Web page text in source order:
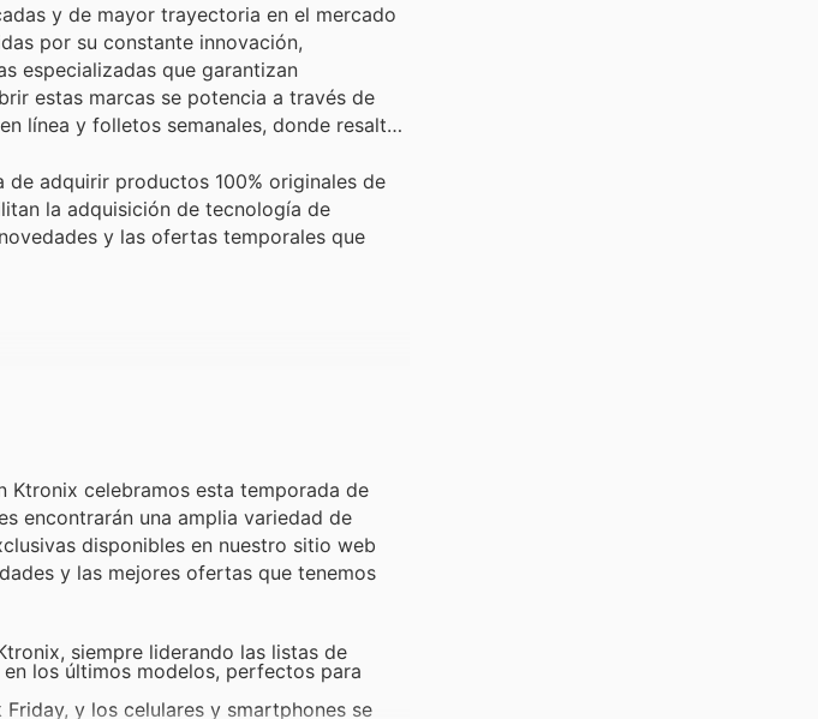
y de mayor trayectoria en el mercado
por su constante innovación,
especializadas que garantizan
estas marcas se potencia a través de
línea y folletos semanales, donde resalta
adquirir productos 100% originales de
la adquisición de tecnología de
y las ofertas temporales que
Ktronix celebramos esta temporada de
encontrarán una amplia variedad de
disponibles en nuestro sitio web
y las mejores ofertas que tenemos
siempre liderando las listas de
los últimos modelos, perfectos para
y los celulares y smartphones se